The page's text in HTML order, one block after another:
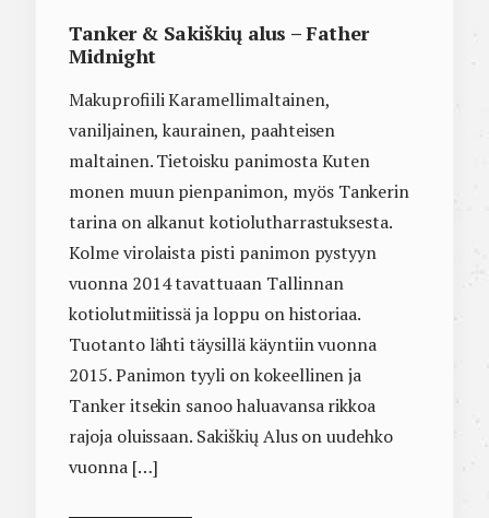
Tanker & Sakiškių alus – Father
Midnight
Makuprofiili Karamellimaltainen,
vaniljainen, kaurainen, paahteisen
maltainen. Tietoisku panimosta Kuten
monen muun pienpanimon, myös Tankerin
tarina on alkanut kotiolutharrastuksesta.
Kolme virolaista pisti panimon pystyyn
vuonna 2014 tavattuaan Tallinnan
kotiolutmiitissä ja loppu on historiaa.
Tuotanto lähti täysillä käyntiin vuonna
2015. Panimon tyyli on kokeellinen ja
Tanker itsekin sanoo haluavansa rikkoa
rajoja oluissaan. Sakiškių Alus on uudehko
vuonna […]